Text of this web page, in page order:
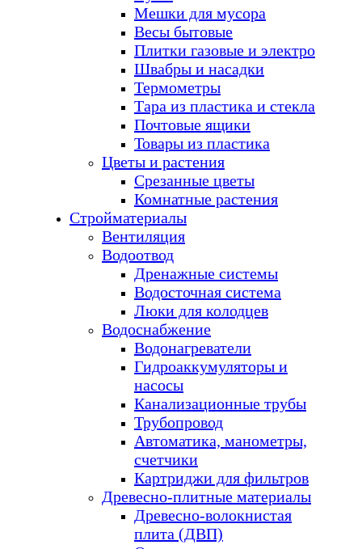
Мешки для мусора
Весы бытовые
Плитки газовые и электро
Швабры и насадки
Термометры
Тара из пластика и стекла
Почтовые ящики
Товары из пластика
Цветы и растения
Срезанные цветы
Комнатные растения
Стройматериалы
Вентиляция
Водоотвод
Дренажные системы
Водосточная система
Люки для колодцев
Водоснабжение
Водонагреватели
Гидроаккумуляторы и
насосы
Канализационные трубы
Трубопровод
Автоматика, манометры,
счетчики
Картриджи для фильтров
Древесно-плитные материалы
Древесно-волокнистая
плита (ДВП)